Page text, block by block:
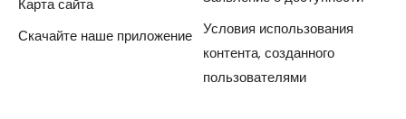
Карта сайта
Скачайте наше приложение Условия использования
контента, созданного
пользователями